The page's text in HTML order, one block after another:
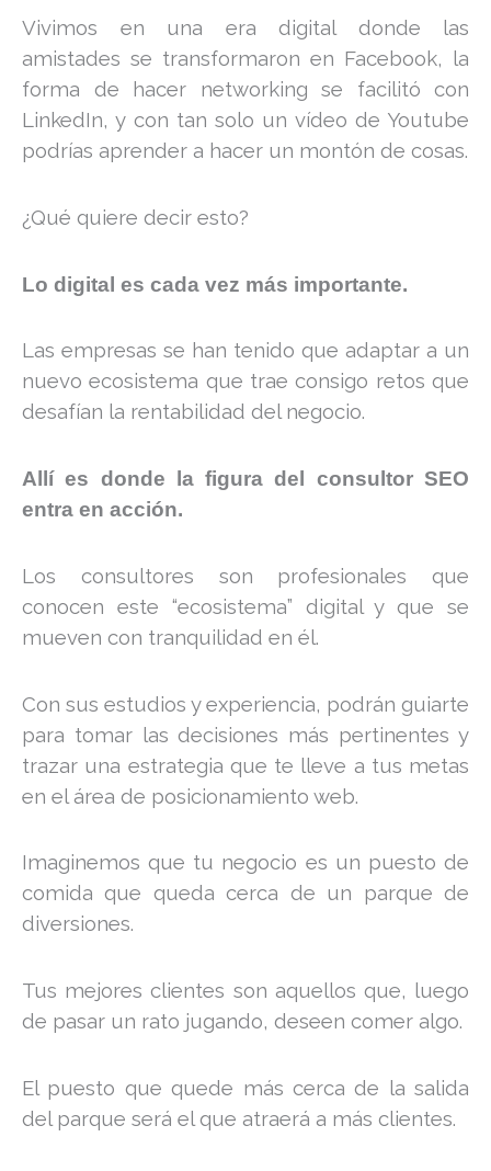
Vivimos en una era digital donde las
amistades se transformaron en Facebook, la
forma de hacer networking se facilitó con
LinkedIn, y con tan solo un vídeo de Youtube
podrías aprender a hacer un montón de cosas.
¿Qué quiere decir esto?
Lo digital es cada vez más importante.
Las empresas se han tenido que adaptar a un
nuevo ecosistema que trae consigo retos que
desafían la rentabilidad del negocio.
Allí es donde la figura del consultor SEO
entra en acción.
Los consultores son profesionales que
conocen este “ecosistema” digital y que se
mueven con tranquilidad en él.
Con sus estudios y experiencia, podrán guiarte
para tomar las decisiones más pertinentes y
trazar una estrategia que te lleve a tus metas
en el área de posicionamiento web.
Imaginemos que tu negocio es un puesto de
comida que queda cerca de un parque de
diversiones.
Tus mejores clientes son aquellos que, luego
de pasar un rato jugando, deseen comer algo.
El puesto que quede más cerca de la salida
del parque será el que atraerá a más clientes.